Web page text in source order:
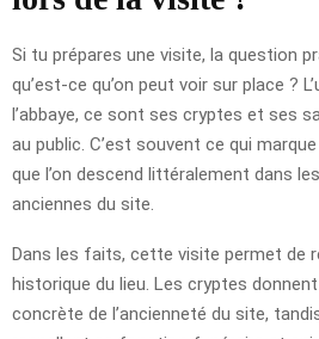
Si tu prépares une visite, la question
qu’est-ce qu’on peut voir sur place ?
l’abbaye, ce sont ses cryptes et ses
au public. C’est souvent ce qui
que l’on descend littéralement dans
anciennes du site.
Dans les faits, cette visite permet de
historique du lieu. Les cryptes
concrète de l’ancienneté du site,